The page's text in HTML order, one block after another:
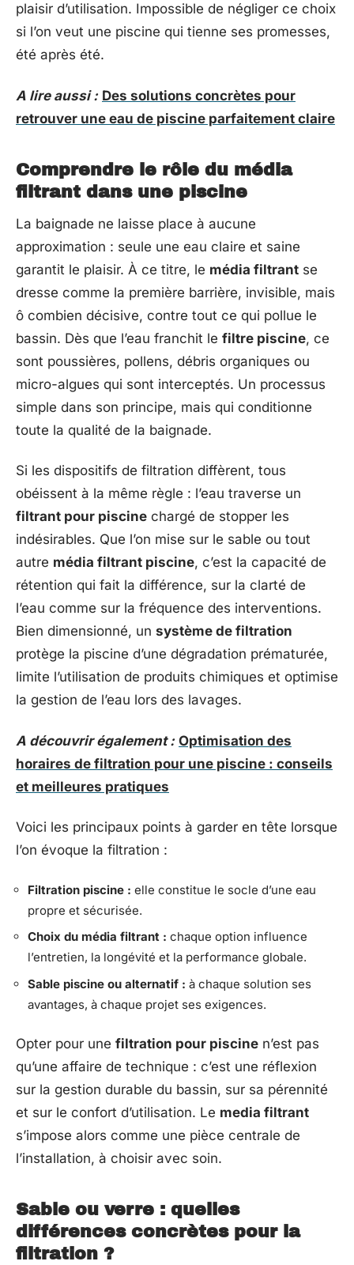
plaisir d’utilisation. Impossible de négliger ce choix
si l’on veut une piscine qui tienne ses promesses,
été après été.
A lire aussi : Des solutions concrètes pour
retrouver une eau de piscine parfaitement claire
Comprendre le rôle du média
filtrant dans une piscine
La baignade ne laisse place à aucune
approximation : seule une eau claire et saine
garantit le plaisir. À ce titre, le média filtrant se
dresse comme la première barrière, invisible, mais
ô combien décisive, contre tout ce qui pollue le
bassin. Dès que l’eau franchit le filtre piscine, ce
sont poussières, pollens, débris organiques ou
micro-algues qui sont interceptés. Un processus
simple dans son principe, mais qui conditionne
toute la qualité de la baignade.
Si les dispositifs de filtration diffèrent, tous
obéissent à la même règle : l’eau traverse un
filtrant pour piscine chargé de stopper les
indésirables. Que l’on mise sur le sable ou tout
autre média filtrant piscine, c’est la capacité de
rétention qui fait la différence, sur la clarté de
l’eau comme sur la fréquence des interventions.
Bien dimensionné, un système de filtration
protège la piscine d’une dégradation prématurée,
limite l’utilisation de produits chimiques et optimise
la gestion de l’eau lors des lavages.
A découvrir également : Optimisation des
horaires de filtration pour une piscine : conseils
et meilleures pratiques
Voici les principaux points à garder en tête lorsque
l’on évoque la filtration :
Filtration piscine : elle constitue le socle d’une eau
propre et sécurisée.
Choix du média filtrant : chaque option influence
l’entretien, la longévité et la performance globale.
Sable piscine ou alternatif : à chaque solution ses
avantages, à chaque projet ses exigences.
Opter pour une filtration pour piscine n’est pas
qu’une affaire de technique : c’est une réflexion
sur la gestion durable du bassin, sur sa pérennité
et sur le confort d’utilisation. Le media filtrant
s’impose alors comme une pièce centrale de
l’installation, à choisir avec soin.
Sable ou verre : quelles
différences concrètes pour la
filtration ?